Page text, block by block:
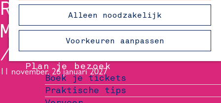
Alleen noodzakelijk
Voorkeuren aanpassen
24 uur in Delft
48 uur in Delft
72 uur in Delft
Overnachtingslocaties in Delft
Plan je bezoek
Boek je tickets
Praktische tips
ROB KEMPS - LAAT
ME NIET ALLEEN
11 november, 26 januari 2027